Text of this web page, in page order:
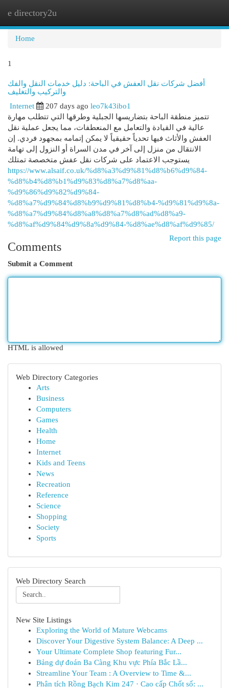
e directory2u
Home
1
أفضل شركات نقل العفش في الباحة: دليل خدمات النقل والفك
والتركيب والتغليف
Internet 207 days ago leo7k43ibo1
تتميز منطقة الباحة بتضاريسها الجبلية وطرقها التي تتطلب مهارة
عالية في القيادة والتعامل مع المنعطفات، مما يجعل عملية نقل
العفش والأثاث فيها تحدياً حقيقياً لا يمكن إتمامه بمجهود فردي. إن
الانتقال من منزل إلى آخر في مدن السراة أو النزول إلى تهامة
يستوجب الاعتماد على شركات نقل عفش متخصصة تمتلك
https://www.alsaif.co.uk/%d8%a3%d9%81%d8%b6%d9%84-
%d8%b4%d8%b1%d9%83%d8%a7%d8%aa-
%d9%86%d9%82%d9%84-
%d8%a7%d9%84%d8%b9%d9%81%d8%b4-%d9%81%d9%8a-
%d8%a7%d9%84%d8%a8%d8%a7%d8%ad%d8%a9-
%d8%af%d9%84%d9%8a%d9%84-%d8%ae%d8%af%d9%85/
Report this page
Comments
Submit a Comment
HTML is allowed
Web Directory Categories
Arts
Business
Computers
Games
Health
Home
Internet
Kids and Teens
News
Recreation
Reference
Science
Shopping
Society
Sports
Web Directory Search
New Site Listings
Exploring the World of Mature Webcams
Discover Your Digestive System Balance: A Deep ...
Your Ultimate Complete Shop featuring Fur...
Bảng dự đoán Ba Càng Khu vực Phía Bắc Lầ...
Streamline Your Team : A Overview to Time &...
Phân tích Rồng Bạch Kim 247 · Cao cấp Chốt số: ...